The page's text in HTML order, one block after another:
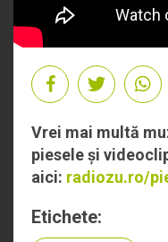
Vrei mai multă
piesele și
aici: radiozu.ro/
Etichete: